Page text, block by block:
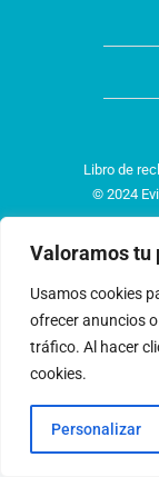
Valoramos tu
Usamos cookies
ofrecer anuncios
tráfico. Al hacer
cookies.
Personalizar
Libro de
© 2024